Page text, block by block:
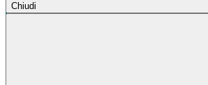
Chiudi